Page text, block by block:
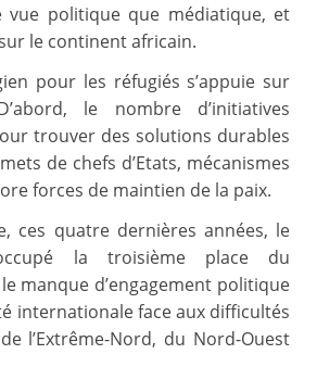
politique que médiatique, et
le continent africain.
pour les réfugiés s’appuie sur
le nombre d’initiatives
trouver des solutions durables
de chefs d’Etats, mécanismes
forces de maintien de la paix.
ces quatre dernières années, le
la troisième place du
manque d’engagement politique
internationale face aux difficultés
l’Extrême-Nord, du Nord-Ouest